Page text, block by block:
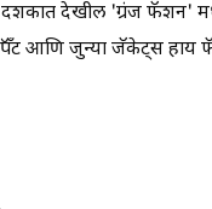
देखील 'ग्रंज फॅशन'
पॅँट आणि जुन्या जॅकेट्स हाय